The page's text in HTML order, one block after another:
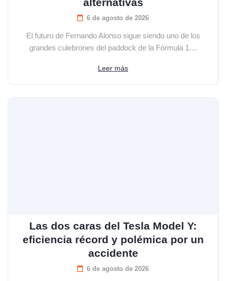
6 de agosto de 2026
El futuro de Fernando Alonso sigue siendo uno de los
grandes culebrones del paddock de la Fórmula 1....
Leer más
Las dos caras del Tesla Model Y:
eficiencia récord y polémica por un
accidente
6 de agosto de 2026